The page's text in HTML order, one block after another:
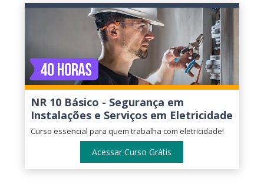
NR 10 Básico - Segurança em
Instalações e Serviços em Eletricidade
Curso essencial para quem trabalha com eletricidade!
Acessar Curso Grátis